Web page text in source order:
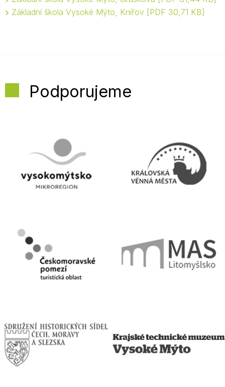
Základní škola Vysoké Mýto, Knířov PDF 30,71 KB
Podporujeme